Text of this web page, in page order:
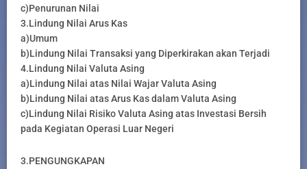
c)Penurunan Nilai
3.Lindung Nilai Arus Kas
a)Umum
b)Lindung Nilai Transaksi yang Diperkirakan akan Terjadi
4.Lindung Nilai Valuta Asing
a)Lindung Nilai atas Nilai Wajar Valuta Asing
b)Lindung Nilai atas Arus Kas dalam Valuta Asing
c)Lindung Nilai Risiko Valuta Asing atas Investasi Bersih
pada Kegiatan Operasi Luar Negeri
3.PENGUNGKAPAN